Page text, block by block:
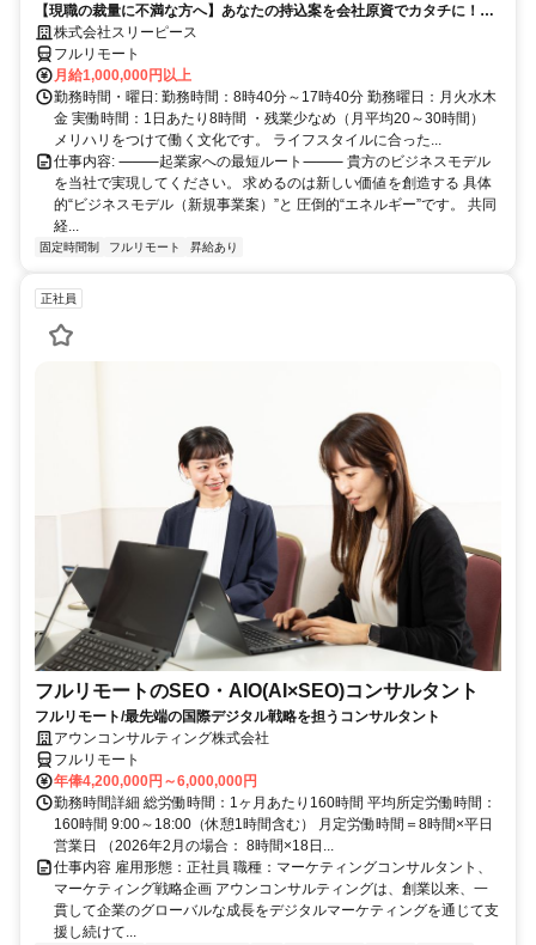
【現職の裁量に不満な方へ】あなたの持込案を会社原資でカタチに！最
短6ヶ月で共同経営者の道へ
株式会社スリーピース
フルリモート
月給1,000,000円以上
勤務時間・曜日: 勤務時間：8時40分～17時40分 勤務曜日：月火水木
金 実働時間：1日あたり8時間 ・残業少なめ（月平均20～30時間）
メリハリをつけて働く文化です。 ライフスタイルに合った...
仕事内容: ⸻起業家への最短ルート⸻ 貴方のビジネスモデル
を当社で実現してください。 求めるのは新しい価値を創造する 具体
的“ビジネスモデル（新規事業案）”と 圧倒的“エネルギー”です。 共同
経...
固定時間制 フルリモート 昇給あり
正社員
フルリモートのSEO・AIO(AI×SEO)コンサルタント
フルリモート/最先端の国際デジタル戦略を担うコンサルタント
アウンコンサルティング株式会社
フルリモート
年俸4,200,000円～6,000,000円
勤務時間詳細 総労働時間：1ヶ月あたり160時間 平均所定労働時間：
160時間 9:00～18:00（休憩1時間含む） 月定労働時間＝8時間×平日
営業日 （2026年2月の場合： 8時間×18日...
仕事内容 雇用形態：正社員 職種：マーケティングコンサルタント、
マーケティング戦略企画 アウンコンサルティングは、創業以来、一
貫して企業のグローバルな成長をデジタルマーケティングを通じて支
援し続けて...